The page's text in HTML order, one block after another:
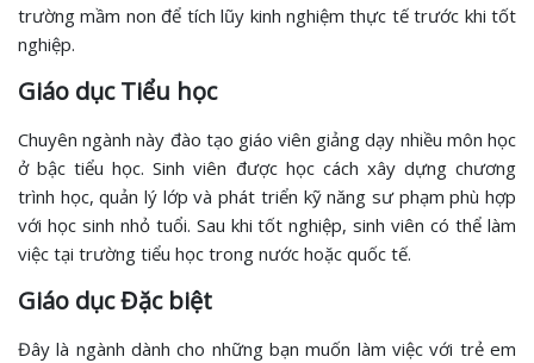
trường mầm non để tích lũy kinh nghiệm thực tế trước khi tốt
nghiệp.
Giáo dục Tiểu học
Chuyên ngành này đào tạo giáo viên giảng dạy nhiều môn học
ở bậc tiểu học. Sinh viên được học cách xây dựng chương
trình học, quản lý lớp và phát triển kỹ năng sư phạm phù hợp
với học sinh nhỏ tuổi. Sau khi tốt nghiệp, sinh viên có thể làm
việc tại trường tiểu học trong nước hoặc quốc tế.
Giáo dục Đặc biệt
Đây là ngành dành cho những bạn muốn làm việc với trẻ em